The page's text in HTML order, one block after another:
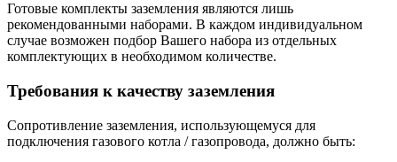
Готовые комплекты заземления являются лишь
рекомендованными наборами. В каждом индивидуальном
случае возможен подбор Вашего набора из отдельных
комплектующих в необходимом количестве.
Требования к качеству заземления
Сопротивление заземления, использующемуся для
подключения газового котла / газопровода, должно быть: